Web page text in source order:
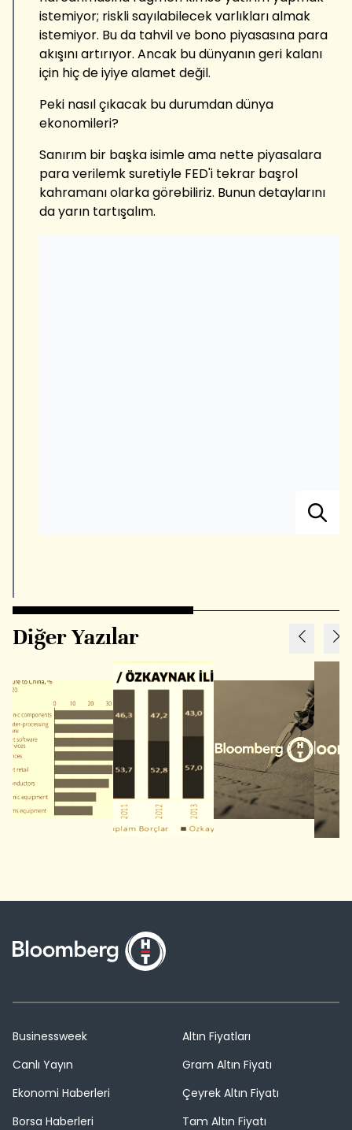
istemiyor; riskli sayılabilecek varlıkları almak
istemiyor. Bu da tahvil ve bono piyasasına para
akışını artırıyor. Ancak bu dünyanın geri kalanı
için hiç de iyiye alamet değil.
Peki nasıl çıkacak bu durumdan dünya
ekonomileri?
Sanırım bir başka isimle ama nette piyasalara
para verilemk suretiyle FED'i tekrar başrol
kahramanı olarka görebiliriz. Bunun detaylarını
da yarın tartışalım.
Diğer Yazılar
Businessweek
Canlı Yayın
Ekonomi Haberleri
Borsa Haberleri
Altın Fiyatları
Gram Altın Fiyatı
Çeyrek Altın Fiyatı
Tam Altın Fiyatı